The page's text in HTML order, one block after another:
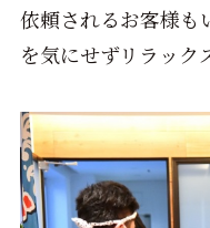
依頼されるお客様も
を気にせずリラック